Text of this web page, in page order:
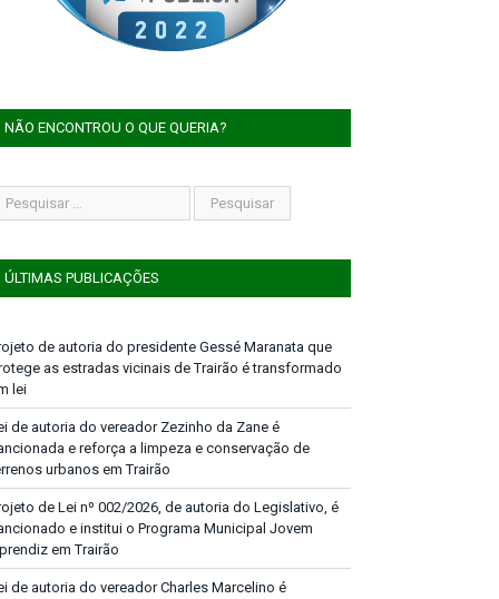
NÃO ENCONTROU O QUE QUERIA?
ÚLTIMAS PUBLICAÇÕES
de autoria do presidente Gessé Maranata que
as estradas vicinais de Trairão é transformado
lei
de autoria do vereador Zezinho da Zane é
e reforça a limpeza e conservação de
urbanos em Trairão
de Lei nº 002/2026, de autoria do Legislativo, é
e institui o Programa Municipal Jovem
em Trairão
de autoria do vereador Charles Marcelino é